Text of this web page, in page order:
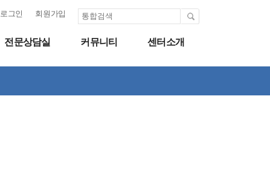
로그인 회원가입
전문상담실 커뮤니티 센터소개